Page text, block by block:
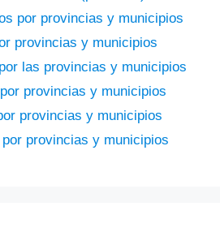
por provincias y municipios
provincias y municipios
las provincias y municipios
provincias y municipios
provincias y municipios
provincias y municipios